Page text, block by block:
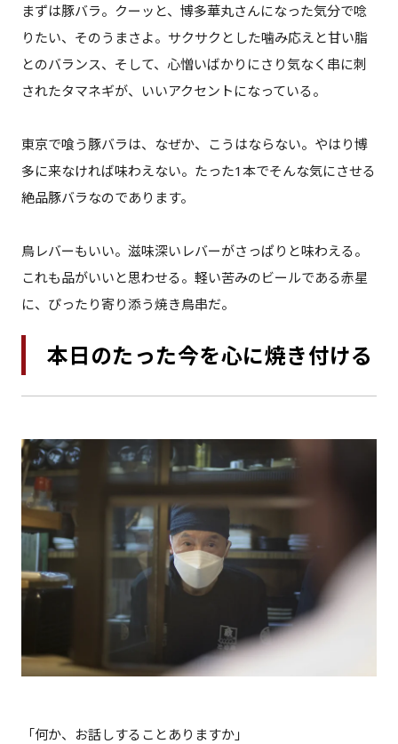
まずは豚バラ。クーッと、博多華丸さんになった気分で唸
りたい、そのうまさよ。サクサクとした噛み応えと甘い脂
とのバランス、そして、心憎いばかりにさり気なく串に刺
されたタマネギが、いいアクセントになっている。
東京で喰う豚バラは、なぜか、こうはならない。やはり博
多に来なければ味わえない。たった1本でそんな気にさせる
絶品豚バラなのであります。
鳥レバーもいい。滋味深いレバーがさっぱりと味わえる。
これも品がいいと思わせる。軽い苦みのビールである赤星
に、ぴったり寄り添う焼き鳥串だ。
本日のたった今を心に焼き付ける
「何か、お話しすることありますか」